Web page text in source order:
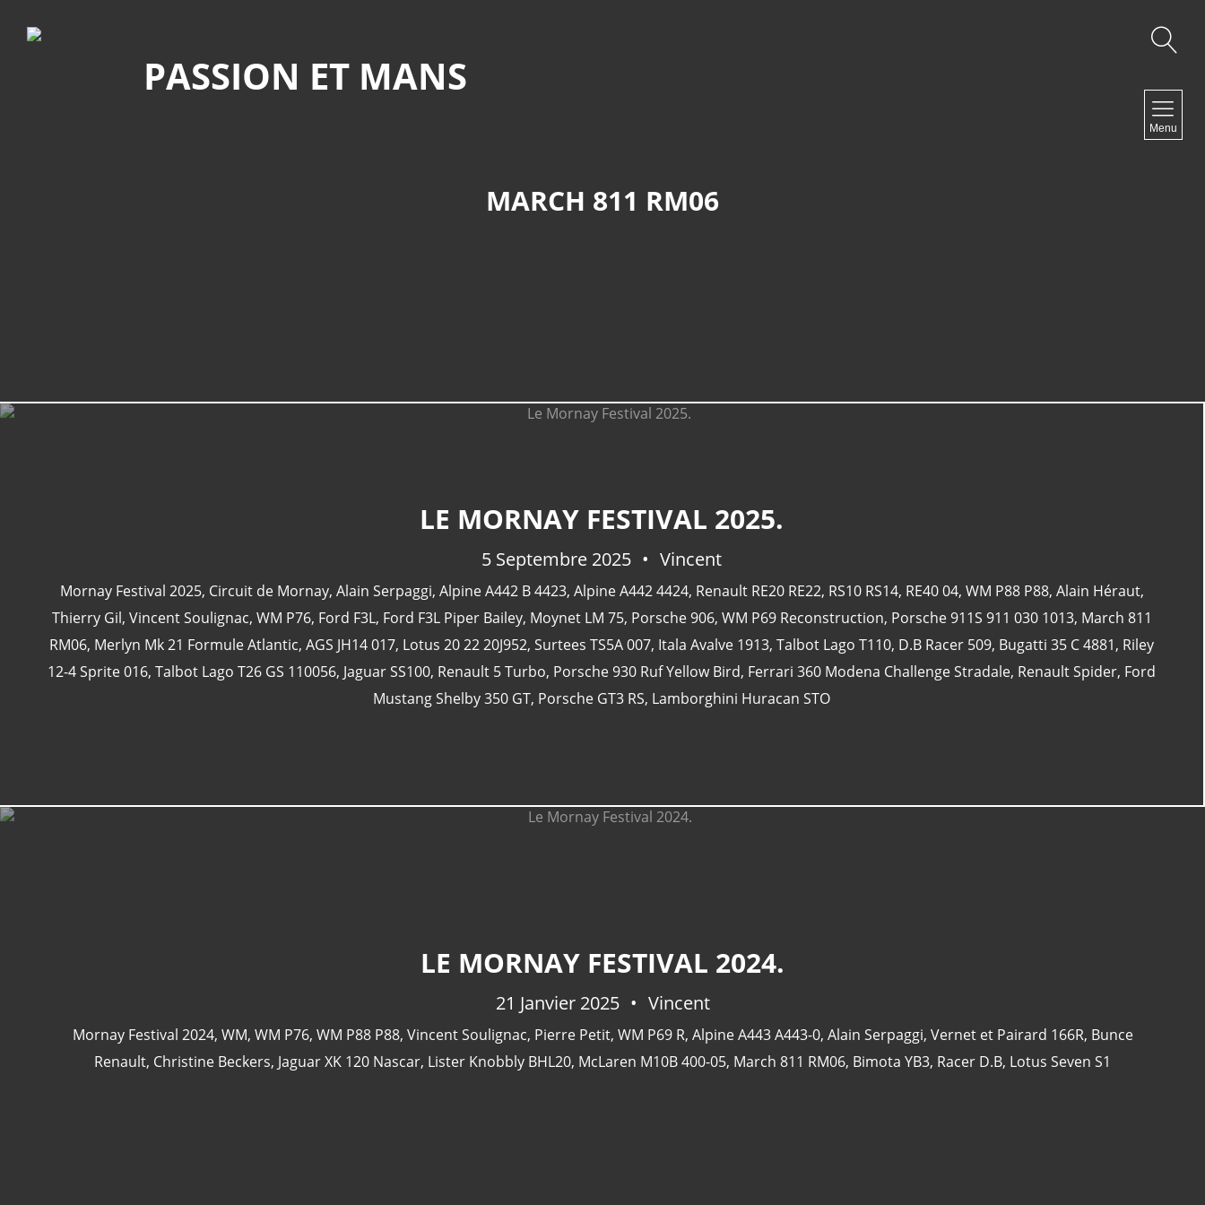
PASSION ET MANS
Menu
MARCH 811 RM06
LE MORNAY FESTIVAL 2025.
5 Septembre 2025 Vincent
Mornay Festival 2025, Circuit de Mornay, Alain Serpaggi, Alpine A442 B 4423, Alpine A442 4424, Renault RE20 RE22, RS10 RS14, RE40 04, WM P88 P88, Alain Héraut,
Thierry Gil, Vincent Soulignac, WM P76, Ford F3L, Ford F3L Piper Bailey, Moynet LM 75, Porsche 906, WM P69 Reconstruction, Porsche 911S 911 030 1013, March 811
RM06, Merlyn Mk 21 Formule Atlantic, AGS JH14 017, Lotus 20 22 20J952, Surtees TS5A 007, Itala Avalve 1913, Talbot Lago T110, D.B Racer 509, Bugatti 35 C 4881, Riley
12-4 Sprite 016, Talbot Lago T26 GS 110056, Jaguar SS100, Renault 5 Turbo, Porsche 930 Ruf Yellow Bird, Ferrari 360 Modena Challenge Stradale, Renault Spider, Ford
Mustang Shelby 350 GT, Porsche GT3 RS, Lamborghini Huracan STO
LE MORNAY FESTIVAL 2024.
21 Janvier 2025 Vincent
Mornay Festival 2024, WM, WM P76, WM P88 P88, Vincent Soulignac, Pierre Petit, WM P69 R, Alpine A443 A443-0, Alain Serpaggi, Vernet et Pairard 166R, Bunce
Renault, Christine Beckers, Jaguar XK 120 Nascar, Lister Knobbly BHL20, McLaren M10B 400-05, March 811 RM06, Bimota YB3, Racer D.B, Lotus Seven S1